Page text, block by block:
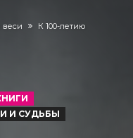
веси
К 100-летию
И СУДЬБЫ